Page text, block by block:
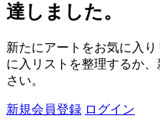
達しました。
新たにアートをお気に入
に入リストを整理するか
さい。
新規会員登録 ログイン